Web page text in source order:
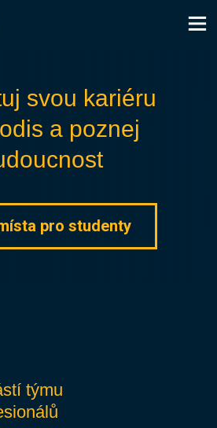
svou kariéru
a poznej
pro studenty
týmu